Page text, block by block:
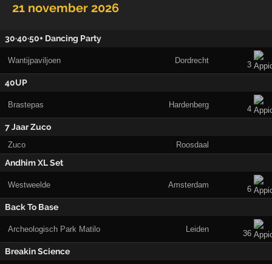
21 november 2026
30·40·50+ Dancing Party
Wantijpaviljoen Dordrecht 3
40UP
Brastepas Hardenberg 4
7 Jaar Zuco
Zuco Roosdaal
Andhim XL Set
Westweelde Amsterdam 6
Back To Base
Archeologisch Park Matilo Leiden 36
Breakin Science